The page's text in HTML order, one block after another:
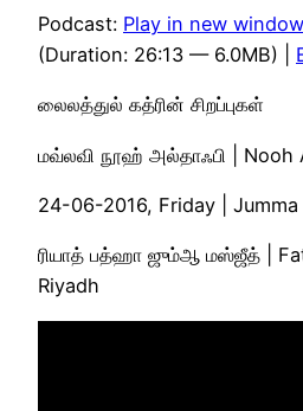
Podcast: Play in new window
(Duration: 26:13 — 6.0MB) |
லைலத்துல் கத்ரின் சிறப்புகள்
மவ்லவி நூஹ் அல்தாஃபி | Nooh
24-06-2016, Friday |
ரியாத் பத்ஹா ஜும்ஆ மஸ்ஜீத் |
Riyadh